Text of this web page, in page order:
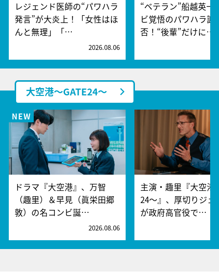
レジェンド医師の“パワハラ
発言”が大炎上！「女性はほ
んと無理」「…
2026.08.06
“ベテラン”船越英一
ビ覚悟のパワハラ謝
否！“後輩”だけに…
大空港～GATE24～
ドラマ『大空港』、万智
（趣里）＆早見（眞栄田郷
敦）の名コンビ誕…
2026.08.06
主演・趣里『大空港
24～』、厚切りジェ
が政府高官役で…